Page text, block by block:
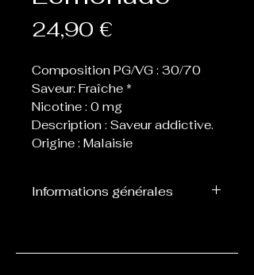
24,90 €
Composition PG/VG : 30/70
Saveur: Fraîche *
Nicotine : 0 mg
Description : Saveur addictive.
Origine : Malaisie
Informations générales